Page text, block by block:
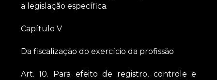
a legislação específica.
Capítulo V
Da fiscalização do exercício da profissão
Art. 10. Para efeito de registro, controle e